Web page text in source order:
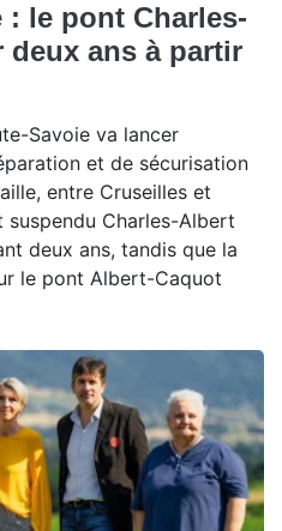
: le pont Charles-
ans à partir
Savoie va lancer
et de sécurisation
entre Cruseilles et
Charles-Albert
deux ans, tandis que la
le pont Albert-Caquot